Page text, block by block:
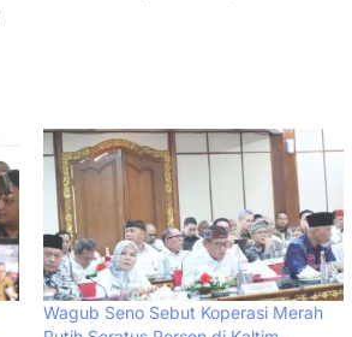
Wagub Seno Sebut Koperasi Merah